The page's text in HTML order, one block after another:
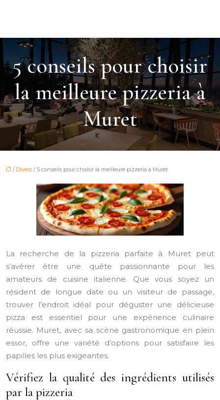
5 conseils pour choisir
la meilleure pizzeria à
Muret
/ Divers / 5 conseils pour choisir la meilleure pizzeria à Muret
La recherche de la pizzeria parfaite à Muret peut
s’avérer être une quête passionnante pour les
amateurs de cuisine italienne. Que vous soyez un
résident de longue date ou un visiteur de passage,
trouver l’endroit idéal pour déguster une délicieuse
pizza est essentiel pour une expérience culinaire
réussie. Muret, avec sa scène gastronomique en plein
essor, offre une variété d’options pour satisfaire les
papilles les plus exigeantes.
Vérifiez la qualité des ingrédients utilisés
par la pizzeria